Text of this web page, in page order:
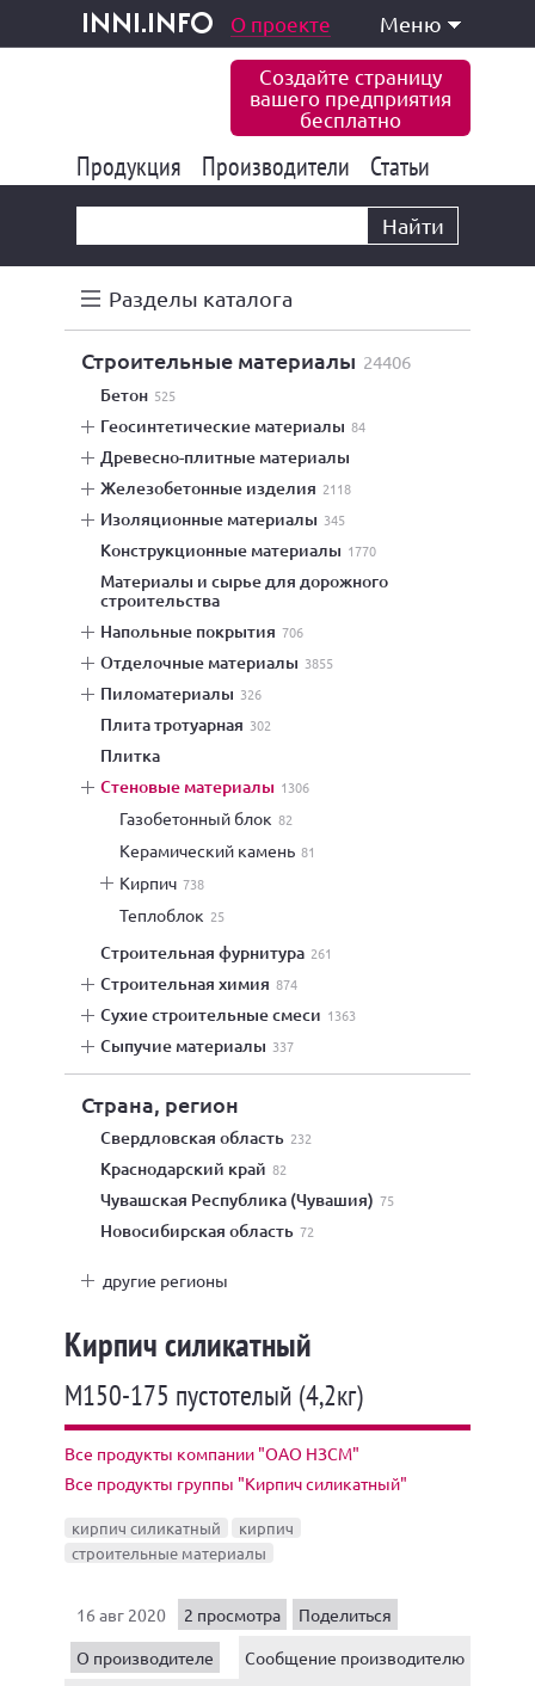
inni.info
и услуги О проекте Меню
Создайте страницу
вашего предприятия
бесплатно
Продукция 177 847
Производители 6 777
Статьи
Найти
Разделы каталога
строительные материалы 24406
бетон 525
геосинтетические материалы 84
древесно-плитные материалы
железобетонные изделия 2118
изоляционные материалы 345
конструкционные материалы 1770
материалы и сырье для дорожного
строительства
напольные покрытия 706
отделочные материалы 3855
пиломатериалы 326
плита тротуарная 302
плитка
стеновые материалы 1306
газобетонный блок 82
керамический камень 81
кирпич 738
теплоблок 25
строительная фурнитура 261
строительная химия 874
сухие строительные смеси 1363
сыпучие материалы 337
Страна, регион
Свердловская область 232
Краснодарский край 82
Чувашская Республика (Чувашия) 75
Новосибирская область 72
другие регионы
Кирпич силикатный
М150-175 пустотелый (4,2кг)
Все продукты компании "ОАО НЗСМ"
Все продукты группы "Кирпич силикатный"
кирпич силикатный
кирпич
строительные материалы
16 авг 2020 2 просмотра
Поделиться
О производителе
Сообщение производителю